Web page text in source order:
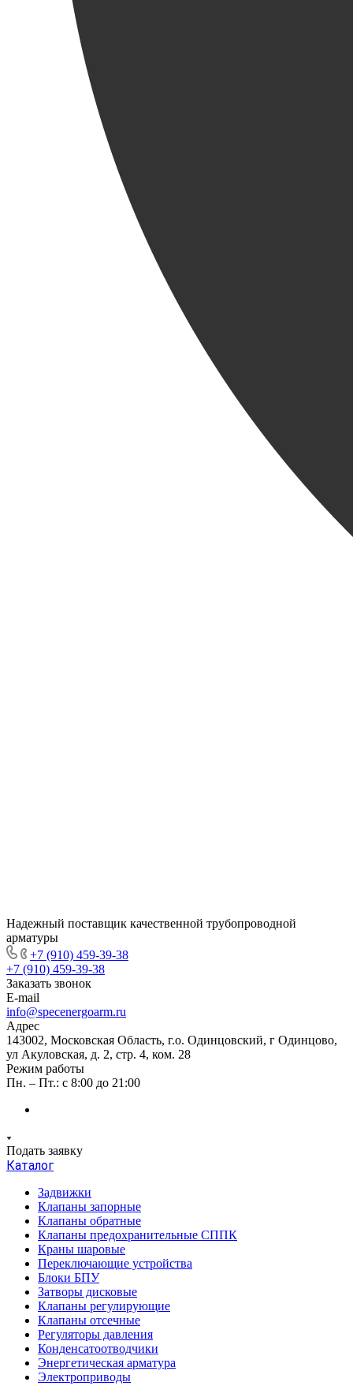
Надежный поставщик качественной трубопроводной
арматуры
+7 (910) 459-39-38
+7 (910) 459-39-38
Заказать звонок
E-mail
info@specenergoarm.ru
Адрес
143002, Московская Область, г.о. Одинцовский, г Одинцово,
ул Акуловская, д. 2, стр. 4, ком. 28
Режим работы
Пн. – Пт.: с 8:00 до 21:00
Подать заявку
Каталог
Задвижки
Клапаны запорные
Клапаны обратные
Клапаны предохранительные СППК
Краны шаровые
Переключающие устройства
Блоки БПУ
Затворы дисковые
Клапаны регулирующие
Клапаны отсечные
Регуляторы давления
Конденсатоотводчики
Энергетическая арматура
Электроприводы